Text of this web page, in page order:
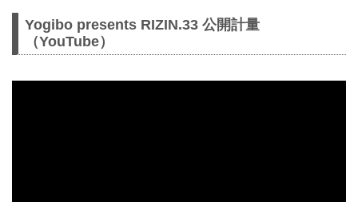
Yogibo presents RIZIN.33 公開計量
（YouTube）